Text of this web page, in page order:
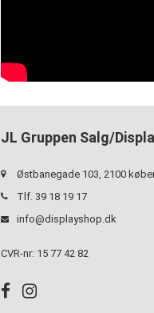
JL Gruppen Salg/
Østbanegade 103, 2100
Tlf. 39 18 19 17
info@displayshop.dk
CVR-nr: 15 77 42 82